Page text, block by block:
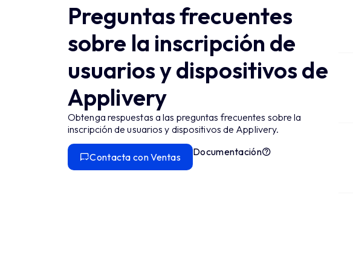
Preguntas frecuentes
sobre la inscripción de
usuarios y dispositivos de
Applivery
Obtenga respuestas a las preguntas frecuentes sobre la
inscripción de usuarios y dispositivos de Applivery.
Contacta con Ventas Documentación